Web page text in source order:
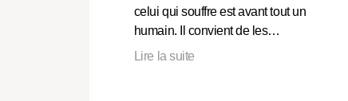
celui qui souffre est avant tout un
humain. Il convient de les…
Lire la suite